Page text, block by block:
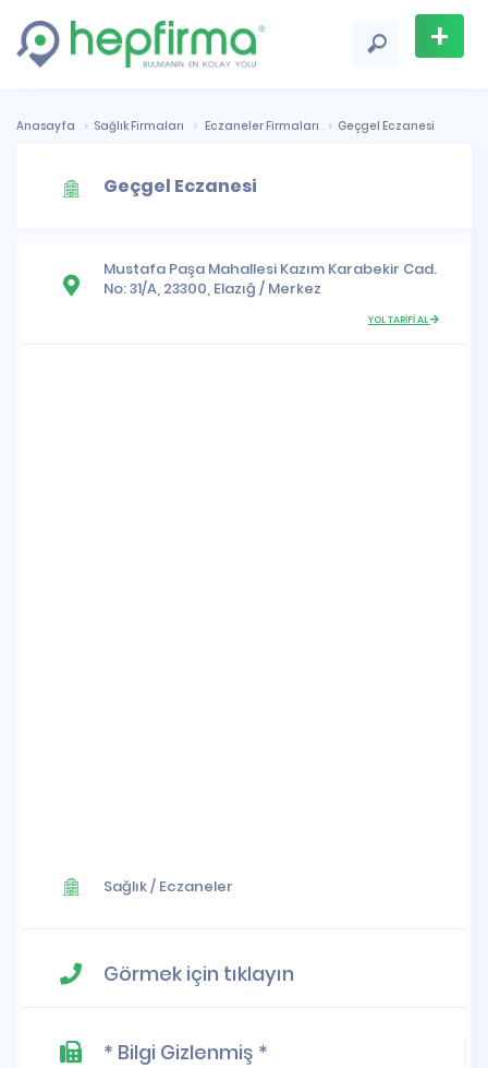
+
Ekle
Anasayfa Sağlık Firmaları Eczaneler Firmaları Geçgel Eczanesi
Geçgel Eczanesi
Mustafa Paşa Mahallesi Kazım Karabekir Cad.
No: 31/A, 23300, Elazığ / Merkez
YOL TARİFİ AL
Sağlık/ Eczaneler
Görmek için tıklayın
* Bilgi Gizlenmiş *